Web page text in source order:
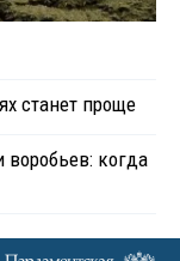
станет проще
воробьев: когда